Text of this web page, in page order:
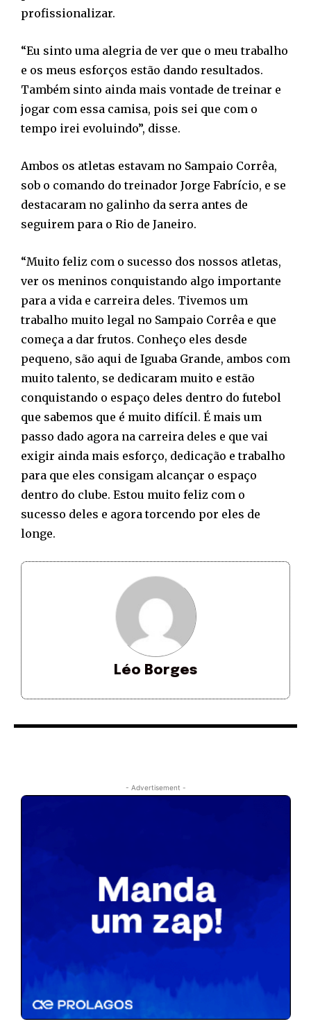
profissionalizar.
“Eu sinto uma alegria de ver que o meu trabalho
e os meus esforços estão dando resultados.
Também sinto ainda mais vontade de treinar e
jogar com essa camisa, pois sei que com o
tempo irei evoluindo”, disse.
Ambos os atletas estavam no Sampaio Corrêa,
sob o comando do treinador Jorge Fabrício, e se
destacaram no galinho da serra antes de
seguirem para o Rio de Janeiro.
“Muito feliz com o sucesso dos nossos atletas,
ver os meninos conquistando algo importante
para a vida e carreira deles. Tivemos um
trabalho muito legal no Sampaio Corrêa e que
começa a dar frutos. Conheço eles desde
pequeno, são aqui de Iguaba Grande, ambos com
muito talento, se dedicaram muito e estão
conquistando o espaço deles dentro do futebol
que sabemos que é muito difícil. É mais um
passo dado agora na carreira deles e que vai
exigir ainda mais esforço, dedicação e trabalho
para que eles consigam alcançar o espaço
dentro do clube. Estou muito feliz com o
sucesso deles e agora torcendo por eles de
longe.
Léo Borges
- Advertisement -